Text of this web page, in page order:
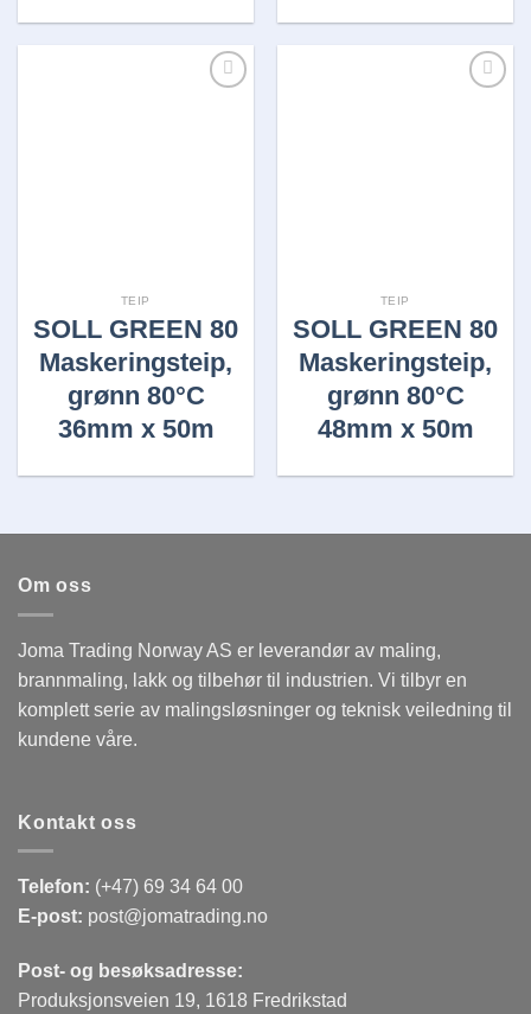
TEIP
SOLL GREEN 80
Maskeringsteip,
grønn 80°C
36mm x 50m
TEIP
SOLL GREEN 80
Maskeringsteip,
grønn 80°C
48mm x 50m
Om oss
Joma Trading Norway AS er leverandør av maling,
brannmaling, lakk og tilbehør til industrien. Vi tilbyr en
komplett serie av malingsløsninger og teknisk veiledning til
kundene våre.
Kontakt oss
Telefon: (+47) 69 34 64 00
E-post: post@jomatrading.no
Post- og besøksadresse:
Produksjonsveien 19, 1618 Fredrikstad